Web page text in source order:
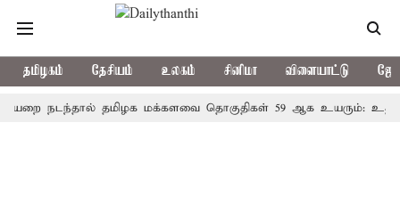
தமிழகம் தேசியம் உலகம் சினிமா விளையாட்டு
நடந்தால் தமிழக மக்களவை தொகுதிகள் 59 ஆக உயரும்: உத்தேச